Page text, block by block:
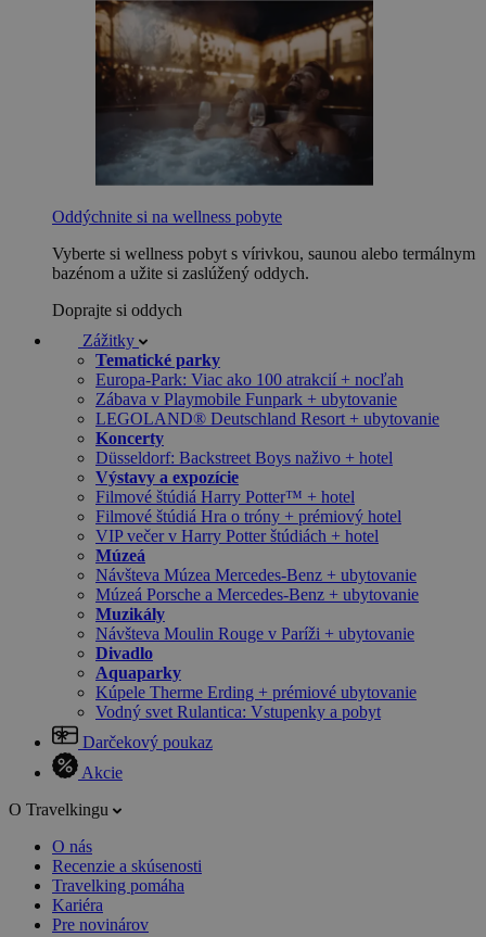
Oddýchnite si na wellness pobyte
Vyberte si wellness pobyt s vírivkou, saunou alebo termálnym
bazénom a užite si zaslúžený oddych.
Doprajte si oddych
Zážitky
Tematické parky
Europa-Park: Viac ako 100 atrakcií + nocľah
Zábava v Playmobile Funpark + ubytovanie
LEGOLAND® Deutschland Resort + ubytovanie
Koncerty
Düsseldorf: Backstreet Boys naživo + hotel
Výstavy a expozície
Filmové štúdiá Harry Potter™ + hotel
Filmové štúdiá Hra o tróny + prémiový hotel
VIP večer v Harry Potter štúdiách + hotel
Múzeá
Návšteva Múzea Mercedes-Benz + ubytovanie
Múzeá Porsche a Mercedes-Benz + ubytovanie
Muzikály
Návšteva Moulin Rouge v Paríži + ubytovanie
Divadlo
Aquaparky
Kúpele Therme Erding + prémiové ubytovanie
Vodný svet Rulantica: Vstupenky a pobyt
Darčekový poukaz
Akcie
O Travelkingu
O nás
Recenzie a skúsenosti
Travelking pomáha
Kariéra
Pre novinárov